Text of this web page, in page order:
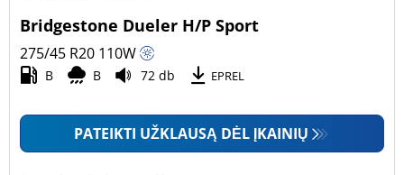
Bridgestone Dueler H/P Sport
275/45 R20 110W
B B 72 db EPREL
PATEIKTI UŽKLAUSĄ DĖL ĮKAINIŲ